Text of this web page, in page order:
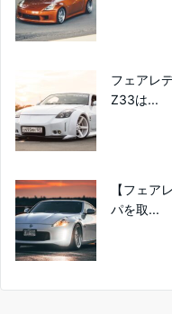
フェアレ
Z33は...
【フェア
パを取...